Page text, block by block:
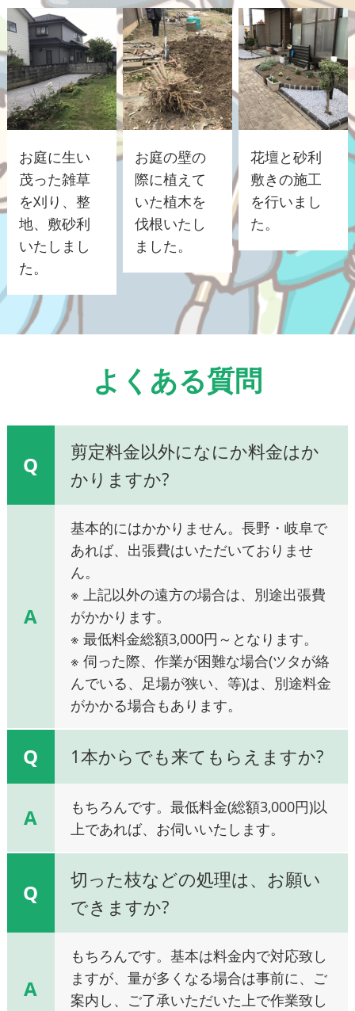
お庭に生い
茂った雑草
を刈り、整
地、敷砂利
いたしまし
た。
お庭の壁の
際に植えて
いた植木を
伐根いたし
ました。
花壇と砂利
敷きの施工
を行いまし
た。
よくある質問
Q
剪定料金以外になにか料金はか
かりますか?
A
基本的にはかかりません。長野・岐阜で
あれば、出張費はいただいておりませ
ん。
※ 上記以外の遠方の場合は、別途出張費
がかかります。
※ 最低料金総額3,000円～となります。
※ 伺った際、作業が困難な場合(ツタが絡
んでいる、足場が狭い、等)は、別途料金
がかかる場合もあります。
Q 1本からでも来てもらえますか?
A
もちろんです。最低料金(総額3,000円)以
上であれば、お伺いいたします。
Q
切った枝などの処理は、お願い
できますか?
A
もちろんです。基本は料金内で対応致し
ますが、量が多くなる場合は事前に、ご
案内し、ご了承いただいた上で作業致し